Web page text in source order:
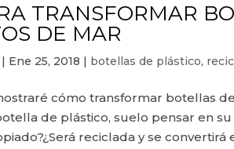
TRANSFORMAR
DE MAR
| Ene 25, 2018 | botellas de plástico,
cómo transformar botellas
de plástico, suelo pensar en
reciclada y se convertirá